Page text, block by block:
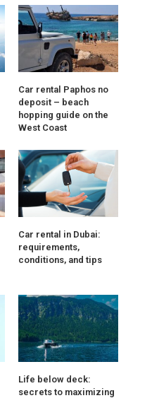
Car rental Paphos no
deposit – beach
hopping guide on the
West Coast
Car rental in Dubai:
requirements,
conditions, and tips
Life below deck:
secrets to maximizing